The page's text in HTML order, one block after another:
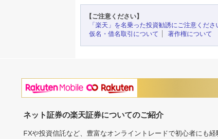
【ご注意ください】
「楽天」を名乗った投資勧誘にご注意くださ
仮名・借名取引について
著作権について
ネット証券の楽天証券についてのご紹介
FXや投資信託など、豊富なオンライントレードで初心者にも